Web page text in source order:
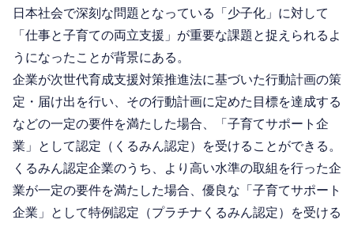
日本社会で深刻な問題となっている「少子化」に対して
「仕事と子育ての両立支援」が重要な課題と捉えられるよ
うになったことが背景にある。
企業が次世代育成支援対策推進法に基づいた行動計画の策
定・届け出を行い、その行動計画に定めた目標を達成する
などの一定の要件を満たした場合、「子育てサポート企
業」として認定（くるみん認定）を受けることができる。
くるみん認定企業のうち、より高い水準の取組を行った企
業が一定の要件を満たした場合、優良な「子育てサポート
企業」として特例認定（プラチナくるみん認定）を受ける